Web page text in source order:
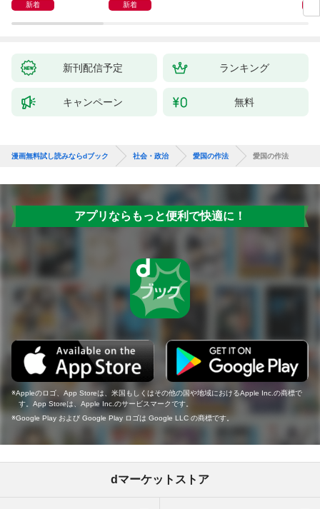
新着 新着
新刊配信予定 ランキング
キャンペーン 無料
漫画無料試し読みならdブック 社会・政治 愛国の作法 愛国の作法
アプリならもっと便利で快適に！
Appleのロゴ、App Storeは、米国もしくはその他の国や地域におけるApple Inc.の商標で
す。App Storeは、Apple Inc.のサービスマークです。
Google Play および Google Play ロゴは Google LLC の商標です。
dマーケットストア